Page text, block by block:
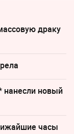
драку
новый
часы